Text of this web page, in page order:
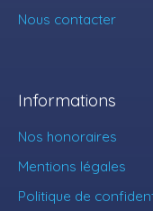
Nous contacter
Informations
Nos honoraires
Mentions légales
Politique de